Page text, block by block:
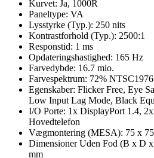
Kurvet: Ja, 1000R
Paneltype: VA
Lysstyrke (Typ.): 250 nits
Kontrastforhold (Typ.): 2500:1
Responstid: 1 ms
Opdateringshastighed: 165 Hz
Farvedybde: 16.7 mio.
Farvespektrum: 72% NTSC1976
Egenskaber: Flicker Free, Eye
Low Input Lag Mode, Black
I/O Porte: 1x DisplayPort 1.4,
Hovedtelefon
Vægmontering (MESA): 75 x 75
Dimensioner Uden Fod (B x D
mm